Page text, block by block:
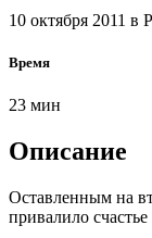
10 октября 2011 в
Время
23 мин
Описание
Оставленным на
привалило счастье